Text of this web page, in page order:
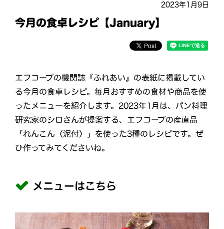
2023年1月9日
今月の食卓レシピ【January】
エフコープの機関誌『ふれあい』の表紙に掲載してい
る今月の食卓レシピ。毎月おすすめの食材や商品を使
ったメニューを紹介します。2023年1月は、パン料理
研究家のシロさんが提案する、エフコープの産直品
「れんこん〈泥付〉」を使った3種のレシピです。ぜ
ひ作ってみてくださいね。
メニューはこちら